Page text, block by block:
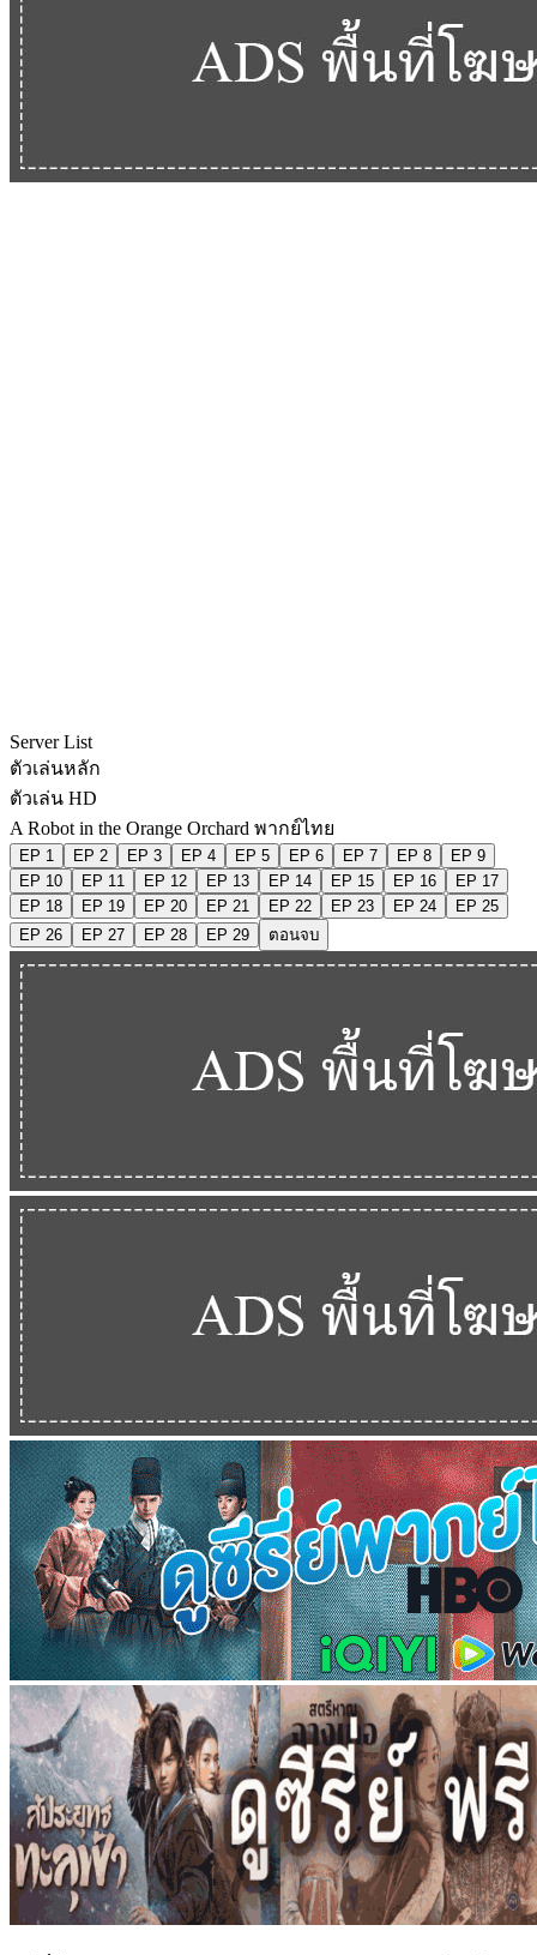
Server List
ตัวเล่นหลัก
ตัวเล่น HD
A Robot in the Orange Orchard พากย์ไทย
EP 1 EP 2 EP 3 EP 4 EP 5 EP 6 EP 7 EP 8
EP 9
EP 10
EP 11 EP 12 EP 13 EP 14 EP 15 EP 16
EP 17
EP 18
EP 19 EP 20 EP 21 EP 22 EP 23 EP 24
EP 25
EP 26
EP 27 EP 28 EP 29 ตอนจบ